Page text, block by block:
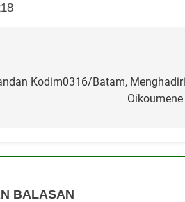
Kodim0316/Batam,
BALASAN